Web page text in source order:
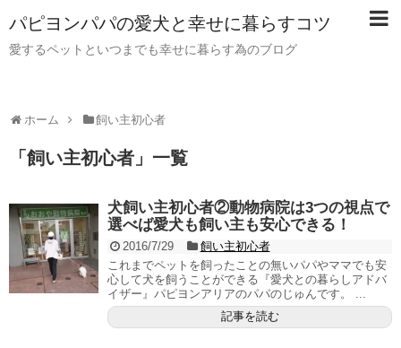
パピヨンパパの愛犬と幸せに暮らすコツ
愛するペットといつまでも幸せに暮らす為のブログ
ホーム 飼い主初心者
「 飼い主初心者 」 一覧
犬飼い主初心者②動物病院は3つの視点で
選べば愛犬も飼い主も安心できる！
2016/7/29
飼い主初心者
これまでペットを飼ったことの無いパパやママでも安
心して犬を飼うことができる『愛犬との暮らしアドバ
イザー』パピヨンアリアのパパのじゅんです。 ...
記事を読む